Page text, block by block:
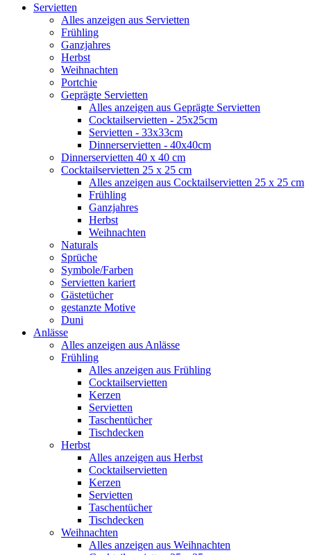
Servietten
Alles anzeigen aus Servietten
Frühling
Ganzjahres
Herbst
Weihnachten
Portchie
Geprägte Servietten
Alles anzeigen aus Geprägte Servietten
Cocktailservietten - 25x25cm
Servietten - 33x33cm
Dinnerservietten - 40x40cm
Dinnerservietten 40 x 40 cm
Cocktailservietten 25 x 25 cm
Alles anzeigen aus Cocktailservietten 25 x 25 cm
Frühling
Ganzjahres
Herbst
Weihnachten
Naturals
Sprüche
Symbole/Farben
Servietten kariert
Gästetücher
gestanzte Motive
Duni
Anlässe
Alles anzeigen aus Anlässe
Frühling
Alles anzeigen aus Frühling
Cocktailservietten
Kerzen
Servietten
Taschentücher
Tischdecken
Herbst
Alles anzeigen aus Herbst
Cocktailservietten
Kerzen
Servietten
Taschentücher
Tischdecken
Weihnachten
Alles anzeigen aus Weihnachten